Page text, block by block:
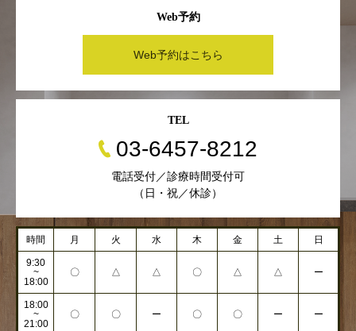
Web予約
Web予約はこちら
TEL
03-6457-8212
電話受付／診療時間受付可
（日・祝／休診）
時間 月 火 水 木 金 土 日
9:30
~
18:00
〇 △ △ 〇 △ △ ー
18:00
~
21:00
〇 〇 ー 〇 〇 ー ー